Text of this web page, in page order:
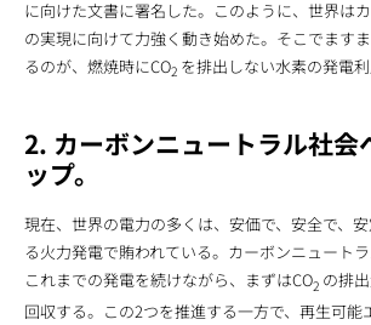
に向けた文書に署名した。このように、世界は
の実現に向けて力強く動き始めた。そこでます
るのが、燃焼時にCO2 を排出しない水素の発電利
2. カーボンニュートラル社会
ップ。
現在、世界の電力の多くは、安価で、安全で、
る火力発電で賄われている。カーボンニュートラ
これまでの発電を続けながら、まずはCO2 の排
回収する。この2つを推進する一方で、再生可能